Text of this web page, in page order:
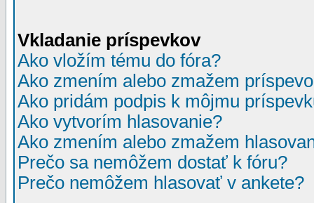
Vkladanie príspevkov
Ako vložím tému do fóra?
Ako zmením alebo zmažem
Ako pridám podpis k môjmu
Ako vytvorím hlasovanie?
Ako zmením alebo zmažem
Prečo sa nemôžem dostať k fóru?
Prečo nemôžem hlasovať v ankete?